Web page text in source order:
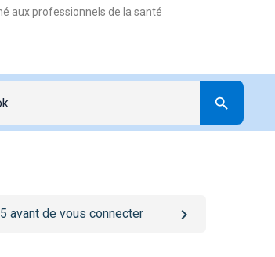
aux professionnels de la santé
5 avant de vous connecter